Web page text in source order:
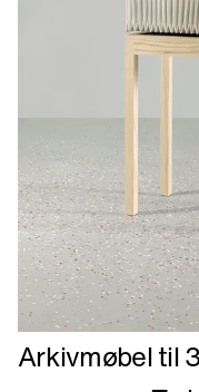
Læs
mere
Arkivmøbel til